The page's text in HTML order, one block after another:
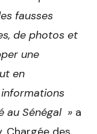
fausses
de photos et
une
en
au Sénégal » a